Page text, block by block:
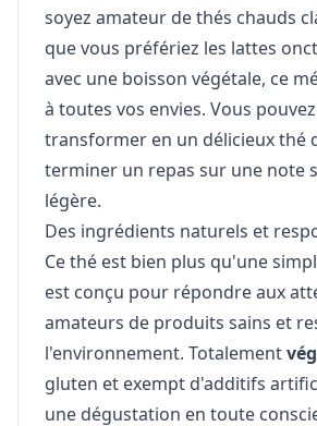
soyez amateur de thés chauds
que vous préfériez les lattes
avec une boisson végétale, ce
à toutes vos envies. Vous
transformer en un délicieux thé
terminer un repas sur une note
légère.
Des ingrédients naturels et
Ce thé est bien plus qu'une
est conçu pour répondre aux
amateurs de produits sains et
l'environnement. Totalement
gluten et exempt d'additifs
une dégustation en toute